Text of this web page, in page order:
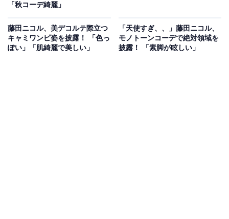
「秋コーデ綺麗」
藤田ニコル、美デコルテ際立つ
キャミワンピ姿を披露！ 「色っ
ぽい」「肌綺麗で美しい」
「天使すぎ、、」藤田ニコル、
モノトーンコーデで絶対領域を
披露！ 「素脚が眩しい」